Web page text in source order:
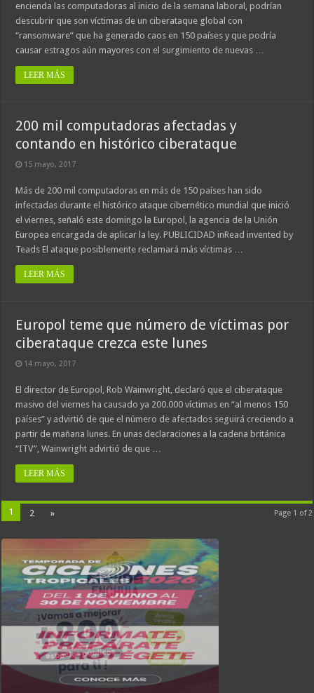
encienda las computadoras al inicio de la semana laboral, podrían
descubrir que son víctimas de un ciberataque global con
“ransomware” que ha generado caos en 150 países y que podría
causar estragos aún mayores con el surgimiento de nuevas …
LEER MÁS
200 mil computadoras afectadas y
contando en histórico ciberataque
15 mayo, 2017
Más de 200 mil computadoras en más de 150 países han sido
infectadas durante el histórico ataque cibernético mundial que inició
el viernes, señaló este domingo la Europol, la agencia de la Unión
Europea encargada de aplicar la ley. PUBLICIDAD inRead invented by
Teads El ataque posiblemente reclamará más víctimas …
LEER MÁS
Europol teme que número de víctimas por
ciberataque crezca este lunes
14 mayo, 2017
El director de Europol, Rob Wainwright, declaró que el ciberataque
masivo del viernes ha causado ya 200.000 víctimas en “al menos 150
países” y advirtió de que el número de afectados seguirá creciendo a
partir de mañana lunes. En unas declaraciones a la cadena británica
“ITV”, Wainwright advirtió de que …
LEER MÁS
Page 1 of 2
1 2 »